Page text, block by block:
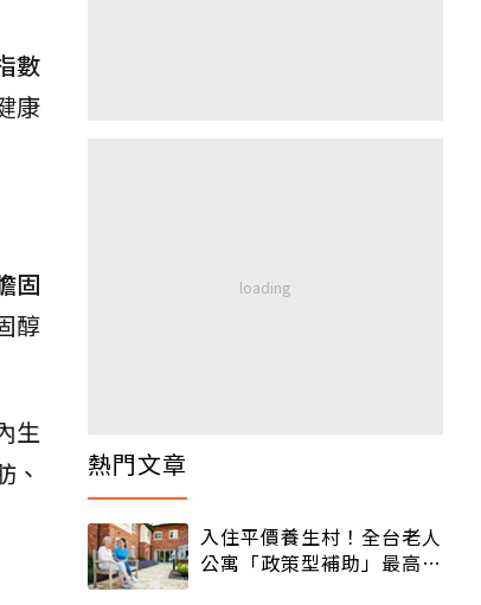
數
康
固
醇
生
、
熱門文章
入住平價養生村！全台老人
公寓「政策型補助」最高打